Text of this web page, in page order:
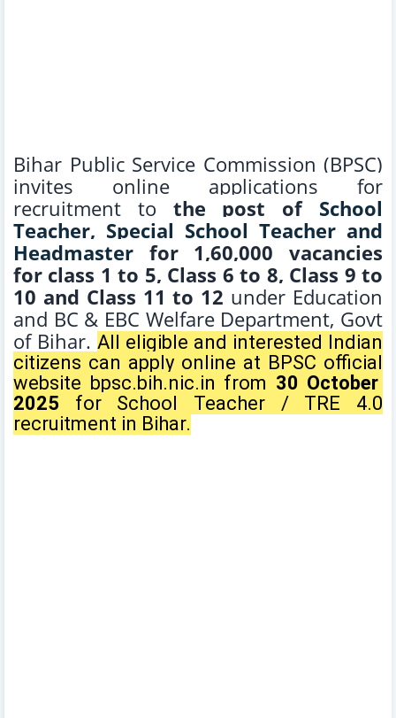
Bihar Public Service Commission (BPSC)
invites online applications for
recruitment to the post of School
Teacher, Special School Teacher and
Headmaster for 1,60,000 vacancies
for class 1 to 5, Class 6 to 8, Class 9 to
10 and Class 11 to 12 under Education
and BC & EBC Welfare Department, Govt
of Bihar. All eligible and interested Indian
citizens can apply online at BPSC official
website bpsc.bih.nic.in from 30 October
2025 for School Teacher / TRE 4.0
recruitment in Bihar.